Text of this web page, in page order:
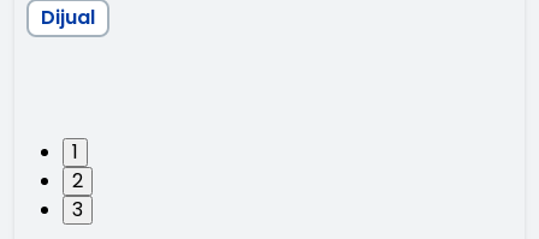
1
2
3
Dijual